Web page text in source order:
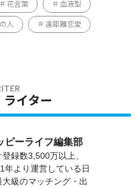
花言葉 血液型
人 遠距離恋愛
ライター
ピーライフ編集部
登録数3,500万以上、
年より運営している日
大級のマッチング・出